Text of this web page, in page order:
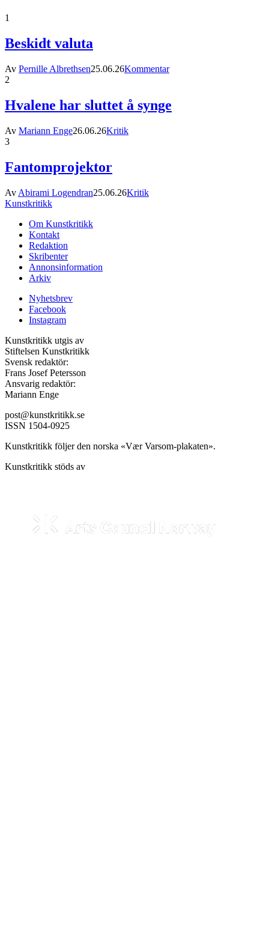
1
Beskidt valuta
Av Pernille Albrethsen25.06.26Kommentar
2
Hvalene har sluttet å synge
Av Mariann Enge26.06.26Kritik
3
Fantomprojektor
Av Abirami Logendran25.06.26Kritik
Kunstkritikk
Om Kunstkritikk
Kontakt
Redaktion
Skribenter
Annonsinformation
Arkiv
Nyhetsbrev
Facebook
Instagram
Kunstkritikk utgis av
Stiftelsen Kunstkritikk
Svensk redaktör:
Frans Josef Petersson
Ansvarig redaktör:
Mariann Enge
post@kunstkritikk.se
ISSN 1504-0925
Kunstkritikk följer den norska «Vær Varsom-plakaten».
Kunstkritikk stöds av